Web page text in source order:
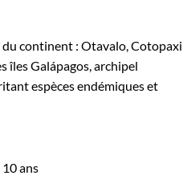
continent : Otavalo, Cotopaxi
îles Galápagos, archipel
espèces endémiques et
ans